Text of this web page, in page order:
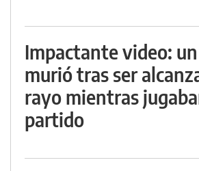
Impactante video:
murió tras ser
rayo mientras
partido